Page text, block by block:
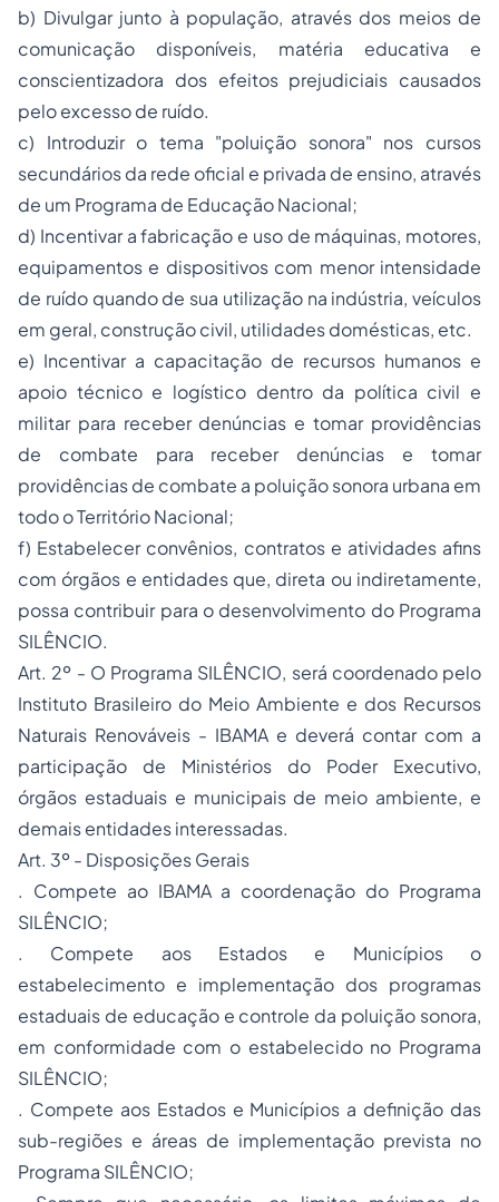
b) Divulgar junto à população, através dos meios de
comunicação disponíveis, matéria educativa e
conscientizadora dos efeitos prejudiciais causados
pelo excesso de ruído.
c) Introduzir o tema "poluição sonora" nos cursos
secundários da rede oficial e privada de ensino, através
de um Programa de Educação Nacional;
d) Incentivar a fabricação e uso de máquinas, motores,
equipamentos e dispositivos com menor intensidade
de ruído quando de sua utilização na indústria, veículos
em geral, construção civil, utilidades domésticas, etc.
e) Incentivar a capacitação de recursos humanos e
apoio técnico e logístico dentro da política civil e
militar para receber denúncias e tomar providências
de combate para receber denúncias e tomar
providências de combate a poluição sonora urbana em
todo o Território Nacional;
f) Estabelecer convênios, contratos e atividades afins
com órgãos e entidades que, direta ou indiretamente,
possa contribuir para o desenvolvimento do Programa
SILÊNCIO.
Art. 2º - O Programa SILÊNCIO, será coordenado pelo
Instituto Brasileiro do Meio Ambiente e dos Recursos
Naturais Renováveis - IBAMA e deverá contar com a
participação de Ministérios do Poder Executivo,
órgãos estaduais e municipais de meio ambiente, e
demais entidades interessadas.
Art. 3º - Disposições Gerais
. Compete ao IBAMA a coordenação do Programa
SILÊNCIO;
. Compete aos Estados e Municípios o
estabelecimento e implementação dos programas
estaduais de educação e controle da poluição sonora,
em conformidade com o estabelecido no Programa
SILÊNCIO;
. Compete aos Estados e Municípios a definição das
sub-regiões e áreas de implementação prevista no
Programa SILÊNCIO;